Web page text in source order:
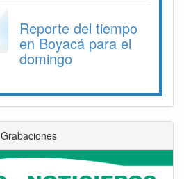
Reporte del tiempo
en Boyacá para el
domingo
Grabaciones